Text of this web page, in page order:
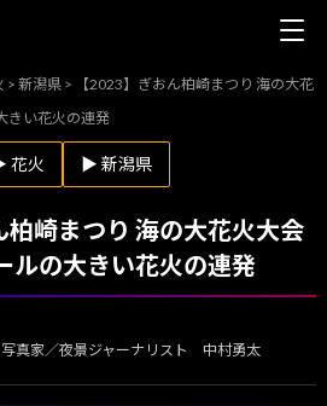
>新潟県 >
【2023】ぎおん柏崎まつり 海の大花
きい花火の連発
花火 ▶ 新潟県
柏崎まつり 海の大花火大会
ルの大きい花火の連発
真家／夜景ジャーナリスト 中村勇太